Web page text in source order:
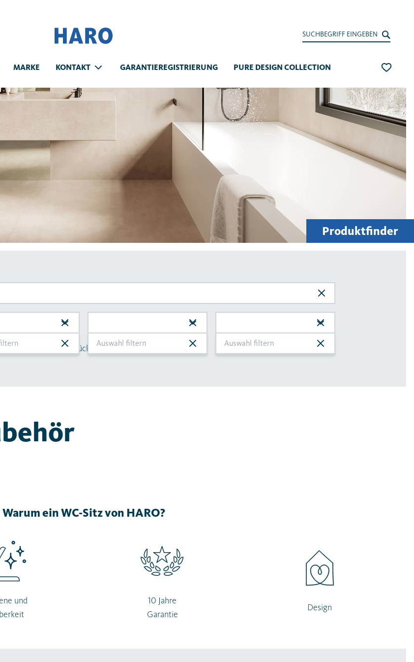
SUCHBEGRIFF EINGEBEN
MARKE KONTAKT GARANTIEREGISTRIERUNG PURE DESIGN COLLECTION
Produktfinder
Filter zurücksetzen
Warum ein WC-Sitz von HARO?
und
10 Jahre
Garantie
Design